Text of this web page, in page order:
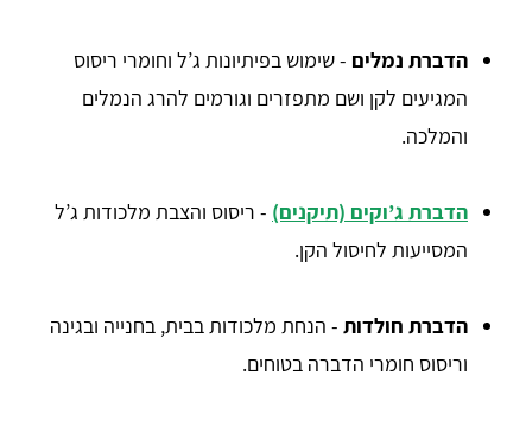
הדברת נמלים - שימוש בפיתיונות ג’ל וחומרי ריסוס
המגיעים לקן ושם מתפזרים וגורמים להרג הנמלים
והמלכה.
הדברת ג’וקים (תיקנים) - ריסוס והצבת מלכודות ג’ל
המסייעות לחיסול הקן.
הדברת חולדות - הנחת מלכודות בבית, בחנייה ובגינה
וריסוס חומרי הדברה בטוחים.